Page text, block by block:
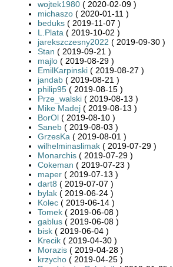
wojtek1980 ( 2020-02-09 )
michaszo ( 2020-01-11 )
beduks ( 2019-11-07 )
L.Plata ( 2019-10-02 )
jarekszczesny2022 ( 2019-09-30 )
Stan ( 2019-09-21 )
majlo ( 2019-08-29 )
EmilKarpinski ( 2019-08-27 )
jandab ( 2019-08-21 )
philip95 ( 2019-08-15 )
Prze_walski ( 2019-08-13 )
Mike Madej ( 2019-08-13 )
BorOl ( 2019-08-10 )
Saneb ( 2019-08-03 )
GrzesKa ( 2019-08-01 )
wilhelminaslimak ( 2019-07-29 )
Monarchis ( 2019-07-29 )
Cokeman ( 2019-07-23 )
maper ( 2019-07-13 )
dart8 ( 2019-07-07 )
bylak ( 2019-06-24 )
Kolec ( 2019-06-14 )
Tomek ( 2019-06-08 )
gablus ( 2019-06-08 )
bisk ( 2019-06-04 )
Krecik ( 2019-04-30 )
Morazis ( 2019-04-28 )
krzycho ( 2019-04-25 )